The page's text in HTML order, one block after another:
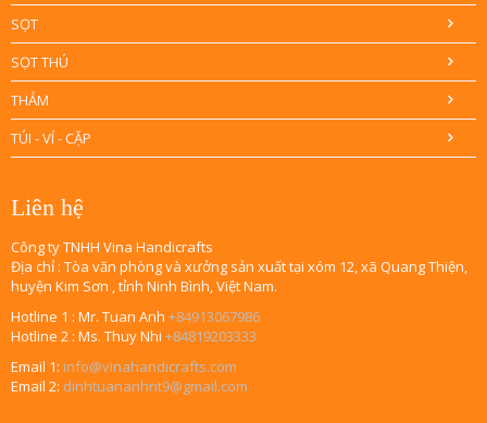
SỌT
SỌT THÚ
THẢM
TÚI - VÍ - CẶP
Liên hệ
Công ty TNHH Vina Handicrafts
Địa chỉ : Tòa văn phòng và xưởng sản xuất tại xóm 12, xã Quang Thiện,
huyện Kim Sơn , tỉnh Ninh Bình, Việt Nam.
Hotline 1 : Mr. Tuan Anh +84913067986
Hotline 2 : Ms. Thuy Nhi +84819203333
Email 1: info@vinahandicrafts.com
Email 2: dinhtuananhnt9@gmail.com